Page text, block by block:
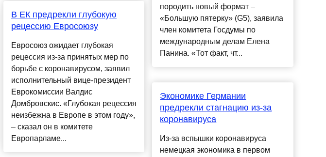
В ЕК предрекли глубокую
рецессию Евросоюзу
Евросоюз ожидает глубокая
рецессия из-за принятых мер по
борьбе с коронавирусом, заявил
исполнительный вице-президент
Еврокомиссии Валдис
Домбровскис. «Глубокая рецессия
неизбежна в Европе в этом году»,
– сказал он в комитете
Европарламе...
породить новый формат –
«Большую пятерку» (G5), заявила
член комитета Госдумы по
международным делам Елена
Панина. «Тот факт, чт...
Экономике Германии
предрекли стагнацию из-за
коронавируса
Из-за вспышки коронавируса
немецкая экономика в первом